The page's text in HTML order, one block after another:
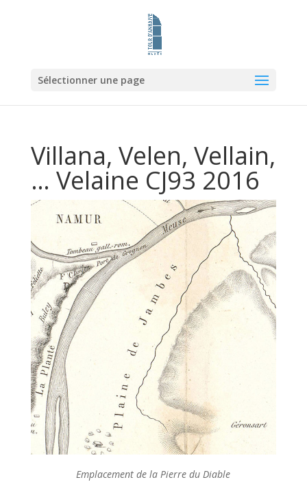
Sélectionner une page
Villana, Velen, Vellain,
… Velaine CJ93 2016
Emplacement de la Pierre du Diable